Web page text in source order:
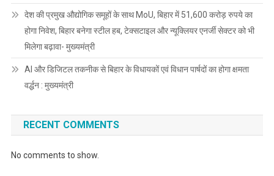
देश की प्रमुख औद्योगिक समूहों के साथ MoU, बिहार में 51,600 करोड़ रुपये का
होगा निवेश, बिहार बनेगा स्टील हब, टेक्सटाइल और न्यूक्लियर एनर्जी सेक्टर को भी
मिलेगा बढ़ावा- मुख्यमंत्री
AI और डिजिटल तकनीक से बिहार के विधायकों एवं विधान पार्षदों का होगा क्षमता
वर्द्धन : मुख्यमंत्री
RECENT COMMENTS
No comments to show.